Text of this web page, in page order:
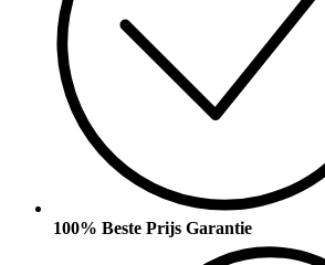
100% Beste Prijs Garantie